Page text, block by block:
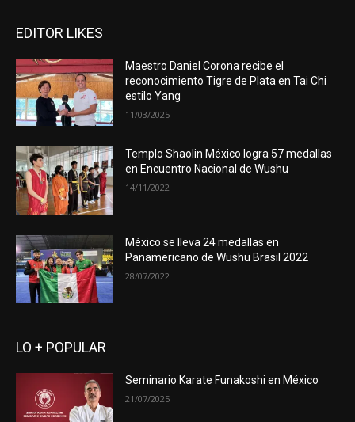
EDITOR LIKES
Maestro Daniel Corona recibe el
reconocimiento Tigre de Plata en Tai Chi
estilo Yang
11/03/2025
Templo Shaolin México logra 57 medallas
en Encuentro Nacional de Wushu
14/11/2022
México se lleva 24 medallas en
Panamericano de Wushu Brasil 2022
28/07/2022
LO + POPULAR
Seminario Karate Funakoshi en México
21/07/2025